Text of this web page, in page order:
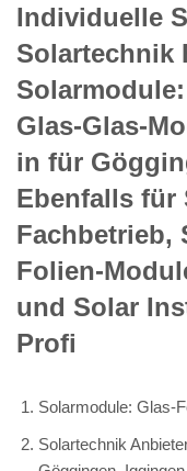
Individuelle
Solartechnik
Glas-Glas-
in für
Ebenfalls für
Fachbetrieb,
Folien-
und Solar
Profi
Solarmodule: Glas-
Solartechnik